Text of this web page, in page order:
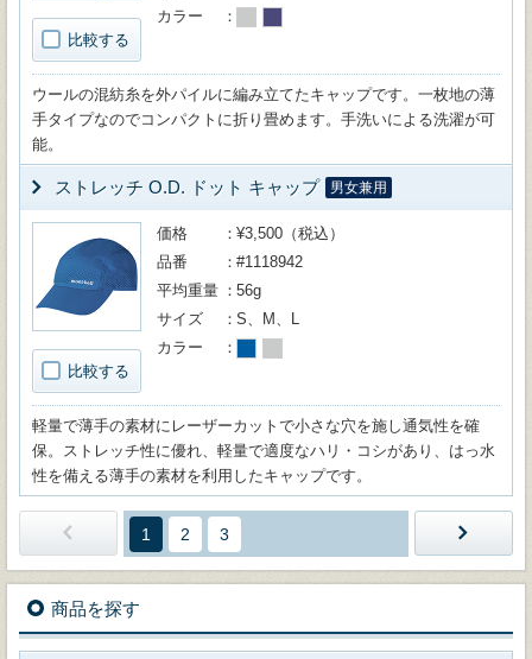
比較する
カラー
ウールの混紡糸を外パイルに編み立てたキャップです。一枚地の薄
手タイプなのでコンパクトに折り畳めます。手洗いによる洗濯が可
能。
ストレッチ O.D. ドット キャップ 男女兼用
比較する
価格
¥3,500（税込）
品番
#1118942
平均重量
56g
サイズ
S、M、L
カラー
軽量で薄手の素材にレーザーカットで小さな穴を施し通気性を確
保。ストレッチ性に優れ、軽量で適度なハリ・コシがあり、はっ水
性を備える薄手の素材を利用したキャップです。
1 2 3
商品を探す